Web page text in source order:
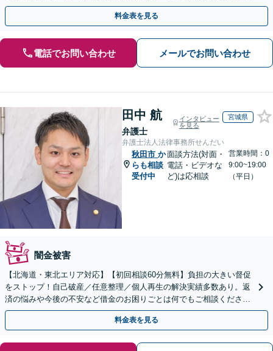
案します【土曜相談可】【駐車場完備】【完全個室】
料金表を見る
電話でお問い合わせ メールでお問い合わせ
田中 航
弁護士
インタビュー
を見る
宮城県
弁護士法人法律事務所せんだい
秋田市 か
らも相談
受付中
面談方法(対面・
電話・ビデオな
ど)は応相談
営業時間：0
9:00~19:00
（平日）
闇金被害
【北海道・東北エリア対応】【初回相談60分無料】負担の大きい督促
をストップ！自己破産／任意整理／個人再生の解決実績多数あり。返
済の悩みや今後の不安など借金のお困りごとは何でもご相談くださ
い。依頼者さまにとって最善の解決をご提案【土曜も営業】
料金表を見る